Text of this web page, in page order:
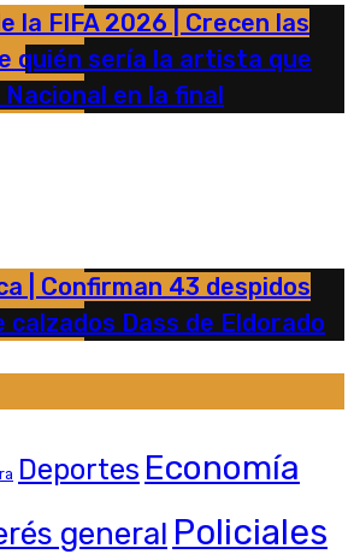
la FIFA 2026 | Crecen las
quién sería la artista que
en la final
| Confirman 43 despidos
calzados Dass de Eldorado
Deportes Economía
general Policiales